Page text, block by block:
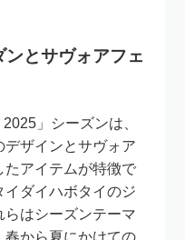
ンとサヴォアフェ
」シーズンは、
デザインとサヴォア
たアイテムが特徴で
ダイハボタイのジ
らはシーズンテーマ